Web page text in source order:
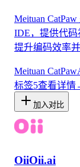
Meituan
IDE，提供代
提升编码效率
Meituan CatPaw
标签5查看详情
加入对比
OiiOii.ai